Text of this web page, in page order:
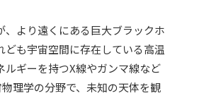
より遠くにある巨大ブラックホ
も宇宙空間に存在している高温
ギーを持つX線やガンマ線など
理学の分野で、未知の天体を観